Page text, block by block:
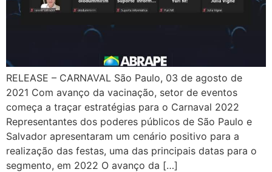
RELEASE – CARNAVAL São Paulo, 03 de agosto de
2021 Com avanço da vacinação, setor de eventos
começa a traçar estratégias para o Carnaval 2022
Representantes dos poderes públicos de São Paulo e
Salvador apresentaram um cenário positivo para a
realização das festas, uma das principais datas para o
segmento, em 2022 O avanço da […]